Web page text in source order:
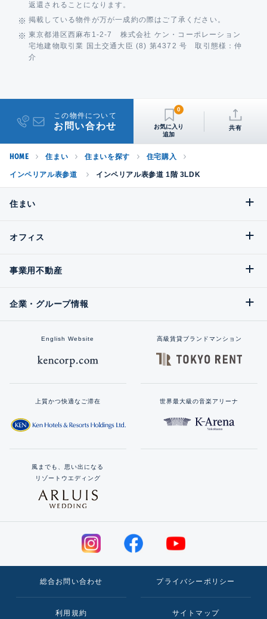
返還されることになります。
掲載している物件が万が一成約の際はご了承ください。
東京都港区西麻布1-2-7 株式会社 ケン・コーポレーション
宅地建物取引業 国土交通大臣 (8) 第4372 号 取引態様：仲
介
この物件について
お問い合わせ
0
共有
HOME 住まい 住まいを探す 住宅購入
インペリアル表参道 インペリアル表参道 1階 3LDK
住まい
オフィス
事業用不動産
企業・グループ情報
English Website 高級賃貸ブランドマンション
上質かつ快適なご滞在 世界最大級の音楽アリーナ
風までも、思い出になる
リゾートウエディング
総合お問い合わせ プライバシーポリシー
利用規約 サイトマップ